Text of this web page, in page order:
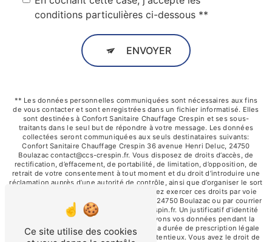
conditions particulières ci-dessous **
ENVOYER
** Les données personnelles communiquées sont nécessaires aux fins
de vous contacter et sont enregistrées dans un fichier informatisé. Elles
sont destinées à Confort Sanitaire Chauffage Crespin et ses sous-
traitants dans le seul but de répondre à votre message. Les données
collectées seront communiquées aux seuls destinataires suivants:
Confort Sanitaire Chauffage Crespin 36 avenue Henri Deluc, 24750
Boulazac contact@ccs-crespin.fr. Vous disposez de droits d’accès, de
rectification, d’effacement, de portabilité, de limitation, d’opposition, de
retrait de votre consentement à tout moment et du droit d’introduire une
réclamation auprès d’une autorité de contrôle, ainsi que d’organiser le sort
de vos données post-mortem. Vous pouvez exercer ces droits par voie
postale à l'adresse 36 avenue Henri Deluc, 24750 Boulazac ou par courrier
électronique à l'adresse contact@ccs-crespin.fr. Un justificatif d'identité
pourra vous être demandé. Nous conservons vos données pendant la
période de prise de contact puis pendant la durée de prescription légale
aux fins probatoires et de gestion des contentieux. Vous avez le droit de
Ce site utilise des cookies